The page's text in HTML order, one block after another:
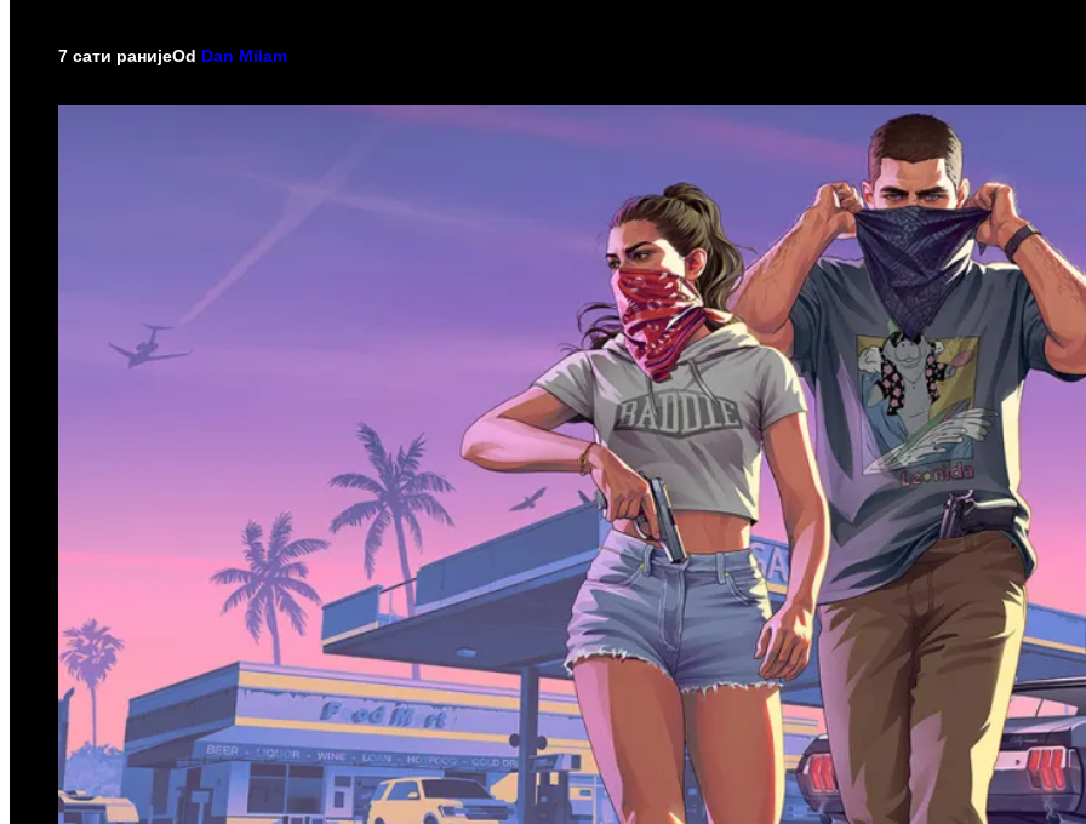
7 сати ранијеOd Dan Milam